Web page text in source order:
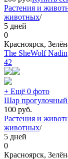
Растения и
животных/
5 дней
0
Красноярск,
The SheWolf Nadin
42
+ Ещё 0 фото
Шар прогулочный
100 руб.
Растения и
животных/
5 дней
0
Красноярск,